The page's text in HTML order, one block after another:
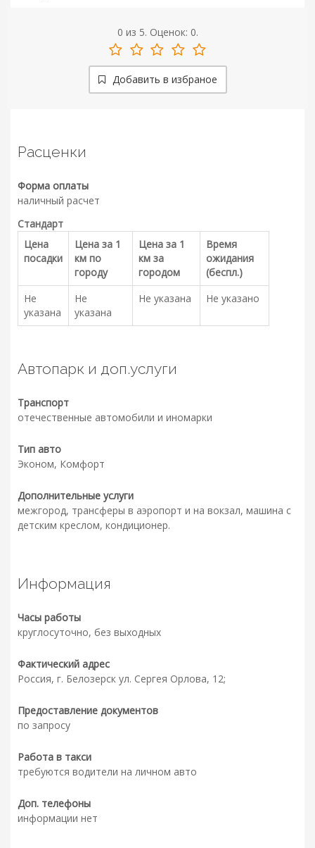
0 из 5. Оценок: 0.
Добавить в избраное
Расценки
Форма оплаты
наличный расчет
Стандарт
Цена
посадки
Цена за 1
км по
городу
Цена за 1
км за
городом
Время
ожидания
(беспл.)
Не
указана
Не
указана
Не указана Не указано
Автопарк и доп.услуги
Транспорт
отечественные автомобили и иномарки
Тип авто
Эконом, Комфорт
Дополнительные услуги
межгород, трансферы в аэропорт и на вокзал, машина с
детским креслом, кондиционер.
Информация
Часы работы
круглосуточно, без выходных
Фактический адрес
Россия, г. Белозерск ул. Сергея Орлова, 12;
Предоставление документов
по запросу
Работа в такси
требуются водители на личном авто
Доп. телефоны
информации нет